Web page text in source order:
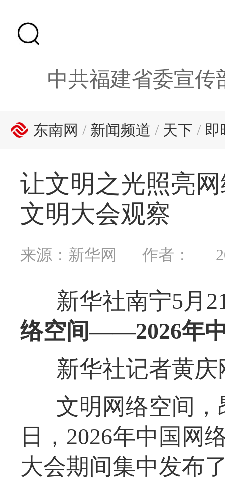
中共福建省委宣传
东南网 / 新闻频道 / 天下 / 即
让文明之光照亮
文明大会观察
来源：新华网 作者：
新华社南宁5月
络空间——2026年
新华社记者黄
文明网络空间，
日，2026年中国网
大会期间集中发布